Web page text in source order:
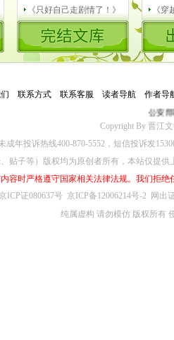
《只好自己走剧情了！》
《
联系方式 联系客服 读者导航
作者导
公安部
Copyright By 晋江
成年投诉热线400-870-5552，短信投诉发
贴子等）版权均为原创者所有，本站仅提
容时严格遵守国家相关法律法规。我们拒
京ICP证080637号 京ICP备12006214号-2 网出
纯属虚构 请勿模仿 版权所有